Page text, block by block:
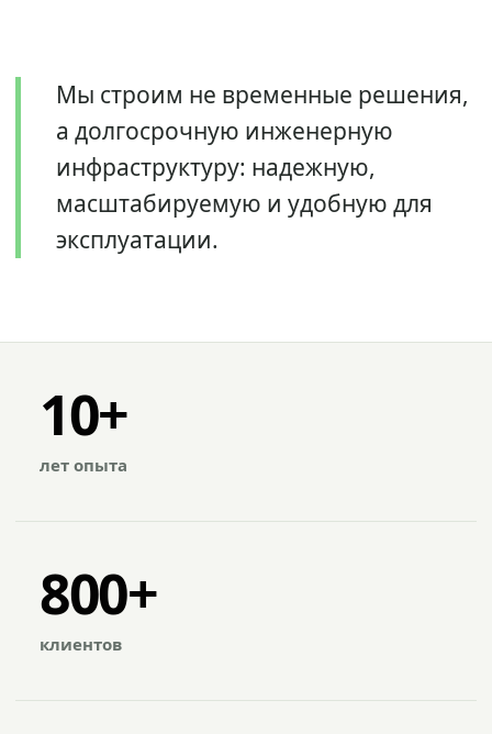
Мы строим не временные решения,
а долгосрочную инженерную
инфраструктуру: надежную,
масштабируемую и удобную для
эксплуатации.
10+
лет опыта
800+
клиентов